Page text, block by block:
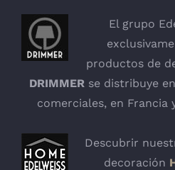
El grupo
productos de
DRIMMER se distribuye
comerciales, en Francia
Descubrir
decoración